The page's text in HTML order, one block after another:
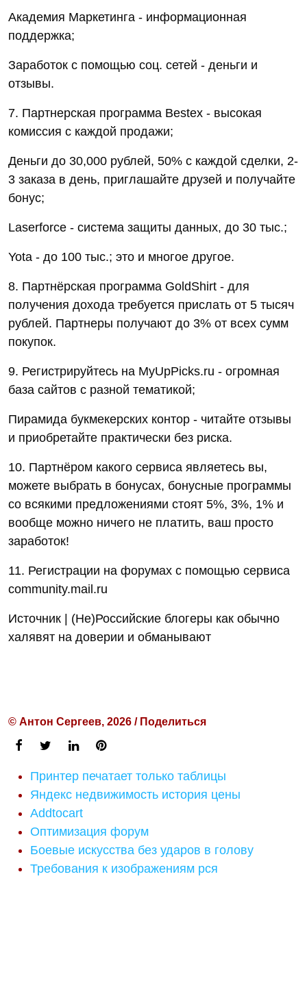
Академия Маркетинга - информационная
поддержка;
Заработок с помощью соц. сетей - деньги и
отзывы.
7. Партнерская программа Bestex - высокая
комиссия с каждой продажи;
Деньги до 30,000 рублей, 50% с каждой сделки, 2-
3 заказа в день, приглашайте друзей и получайте
бонус;
Laserforce - система защиты данных, до 30 тыс.;
Yota - до 100 тыс.; это и многое другое.
8. Партнёрская программа GoldShirt - для
получения дохода требуется прислать от 5 тысяч
рублей. Партнеры получают до 3% от всех сумм
покупок.
9. Регистрируйтесь на MyUpPicks.ru - огромная
база сайтов с разной тематикой;
Пирамида букмекерских контор - читайте отзывы
и приобретайте практически без риска.
10. Партнёром какого сервиса являетесь вы,
можете выбрать в бонусах, бонусные программы
со всякими предложениями стоят 5%, 3%, 1% и
вообще можно ничего не платить, ваш просто
заработок!
11. Регистрации на форумах с помощью сервиса
community.mail.ru
Источник | (Не)Российские блогеры как обычно
халявят на доверии и обманывают
© Антон Сергеев, 2026 / Поделиться
Принтер печатает только таблицы
Яндекс недвижимость история цены
Addtocart
Оптимизация форум
Боевые искусства без ударов в голову
Требования к изображениям рся